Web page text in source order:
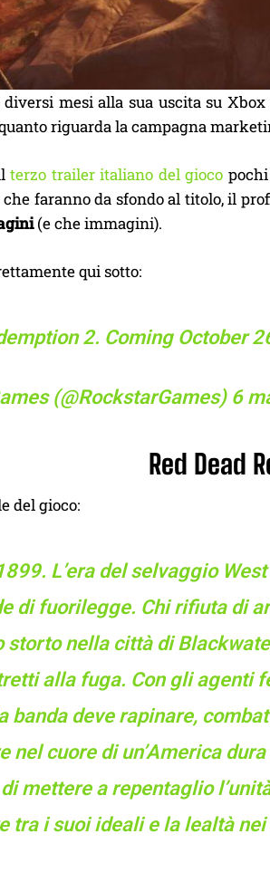
mesi alla sua uscita su
riguarda la campagna
terzo trailer italiano del gioco
faranno da sfondo al titolo, il
(e che immagini).
qui sotto:
2. Coming October
(@RockstarGames) 6
Red Dead
del gioco:
L’era del selvaggio
di fuorilegge. Chi rifiuta di
storto nella città di
alla fuga. Con gli agenti
banda deve rapinare,
nel cuore di un’America
mettere a repentaglio
tra i suoi ideali e la lealtà